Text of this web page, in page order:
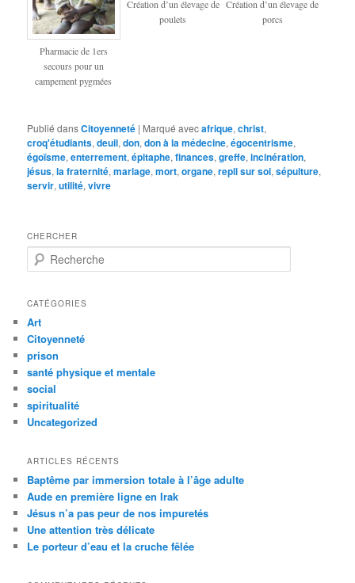
Pharmacie de 1ers
secours pour un
campement pygmées
Création d’un élevage de
poulets
Création d’un élevage de
porcs
Publié dansCitoyenneté | Marqué avecafrique,christ,
croq'étudiants,deuil,don,don à la médecine,égocentrisme,
égoïsme,enterrement,épitaphe,finances,greffe,incinération,
jésus,la fraternité,mariage,mort,organe,repli sur soi,sépulture,
servir,utilité,vivre
CHERCHER
e
h
r
c
h
e
CATÉGORIES
Art
Citoyenneté
prison
santé physique et mentale
social
spiritualité
Uncategorized
ARTICLES RÉCENTS
Baptême par immersion totale à l’âge adulte
Aude en première ligne en Irak
Jésus n’a pas peur de nos impuretés
Une attention très délicate
Le porteur d’eau et la cruche fêlée